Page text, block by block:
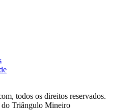
todos os direitos reservados.
Triângulo Mineiro